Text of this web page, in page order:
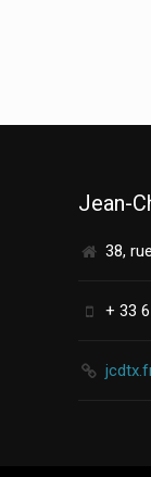
Jean-
38,
+ 33